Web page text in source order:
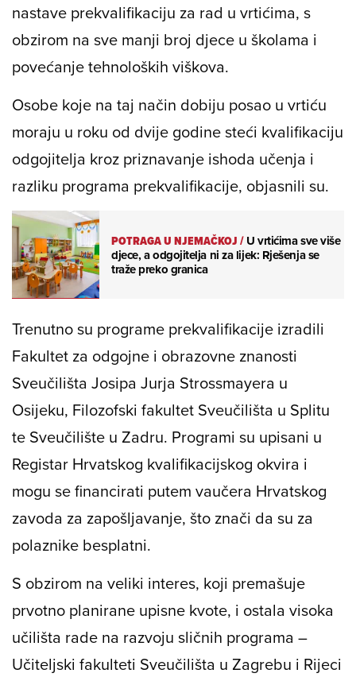
nastave prekvalifikaciju za rad u vrtićima, s
obzirom na sve manji broj djece u školama i
povećanje tehnoloških viškova.
Osobe koje na taj način dobiju posao u vrtiću
moraju u roku od dvije godine steći kvalifikaciju
odgojitelja kroz priznavanje ishoda učenja i
razliku programa prekvalifikacije, objasnili su.
POTRAGA U NJEMAČKOJ/U vrtićima sve više
djece, a odgojitelja ni za lijek: Rješenja se
traže preko granica
Trenutno su programe prekvalifikacije izradili
Fakultet za odgojne i obrazovne znanosti
Sveučilišta Josipa Jurja Strossmayera u
Osijeku, Filozofski fakultet Sveučilišta u Splitu
te Sveučilište u Zadru. Programi su upisani u
Registar Hrvatskog kvalifikacijskog okvira i
mogu se financirati putem vaučera Hrvatskog
zavoda za zapošljavanje, što znači da su za
polaznike besplatni.
S obzirom na veliki interes, koji premašuje
prvotno planirane upisne kvote, i ostala visoka
učilišta rade na razvoju sličnih programa –
Učiteljski fakulteti Sveučilišta u Zagrebu i Rijeci